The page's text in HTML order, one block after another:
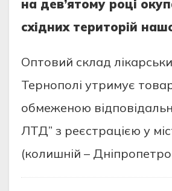
на дев’ятому році
східних територій
Оптовий склад
Тернополі утримує
обмеженою
ЛТД” з реєстрацією у
(колишній –